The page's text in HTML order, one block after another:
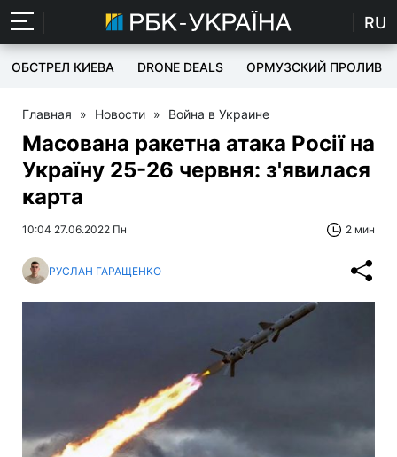
RU
ОБСТРЕЛ КИЕВА DRONE DEALS ОРМУЗСКИЙ ПРОЛИВ
Главная » Новости » Война в Украине
Масована ракетна атака Росії на
Україну 25-26 червня: з'явилася
карта
10:04 27.06.2022 Пн 2 мин
РУСЛАН ГАРАЩЕНКО